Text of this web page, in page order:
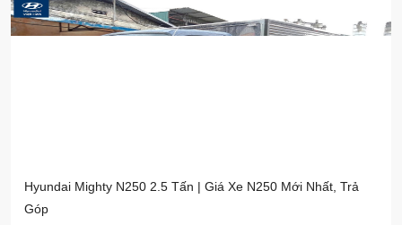
Hyundai Mighty N250 2.5 Tấn | Giá Xe N250 Mới Nhất, Trả
Góp